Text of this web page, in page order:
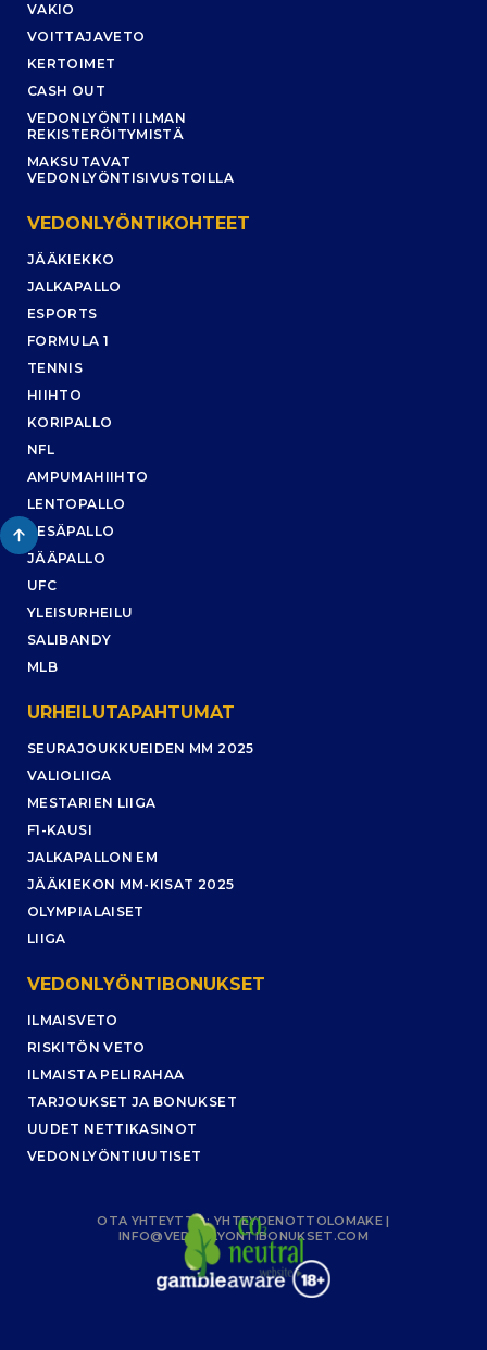
VAKIO
VOITTAJAVETO
KERTOIMET
CASH OUT
VEDONLYÖNTI ILMAN
REKISTERÖITYMISTÄ
MAKSUTAVAT
VEDONLYÖNTISIVUSTOILLA
VEDONLYÖNTIKOHTEET
JÄÄKIEKKO
JALKAPALLO
ESPORTS
FORMULA 1
TENNIS
HIIHTO
KORIPALLO
NFL
AMPUMAHIIHTO
LENTOPALLO
PESÄPALLO
JÄÄPALLO
UFC
YLEISURHEILU
SALIBANDY
MLB
URHEILUTAPAHTUMAT
SEURAJOUKKUEIDEN MM 2025
VALIOLIIGA
MESTARIEN LIIGA
F1-KAUSI
JALKAPALLON EM
JÄÄKIEKON MM-KISAT 2025
OLYMPIALAISET
LIIGA
VEDONLYÖNTIBONUKSET
ILMAISVETO
RISKITÖN VETO
ILMAISTA PELIRAHAA
TARJOUKSET JA BONUKSET
UUDET NETTIKASINOT
VEDONLYÖNTIUUTISET
OTA YHTEYTTÄ :YHTEYDENOTTOLOMAKE |
INFO@VEDONLYONTIBONUKSET.COM